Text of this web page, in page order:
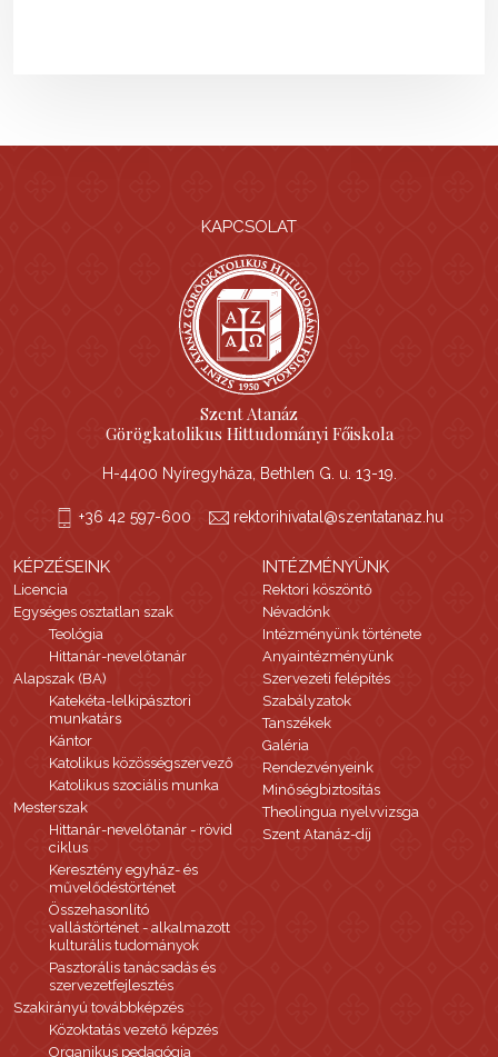
KAPCSOLAT
Szent Atanáz
Görögkatolikus Hittudományi Főiskola
H-4400 Nyíregyháza, Bethlen G. u. 13-19.
+36 42 597-600 rektorihivatal@szentatanaz.hu
KÉPZÉSEINK
Licencia
Egységes osztatlan szak
Teológia
Hittanár-nevelőtanár
Alapszak (BA)
Katekéta-lelkipásztori
munkatárs
Kántor
Katolikus közösségszervező
Katolikus szociális munka
Mesterszak
Hittanár-nevelőtanár - rövid
ciklus
Keresztény egyház- és
művelődéstörténet
Összehasonlító
vallástörténet - alkalmazott
kulturális tudományok
Pasztorális tanácsadás és
szervezetfejlesztés
Szakirányú továbbképzés
Közoktatás vezető képzés
Organikus pedagógia
INTÉZMÉNYÜNK
Rektori köszöntő
Névadónk
Intézményünk története
Anyaintézményünk
Szervezeti felépítés
Szabályzatok
Tanszékek
Galéria
Rendezvényeink
Minőségbiztosítás
Theolingua nyelvvizsga
Szent Atanáz-díj